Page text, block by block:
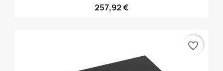
257,92 €
favorite_border